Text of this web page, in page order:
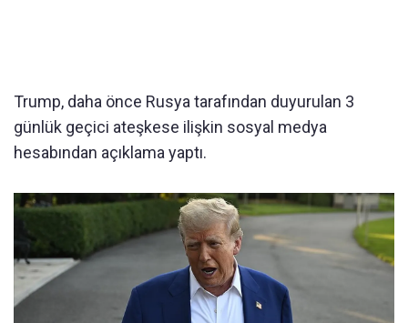
Trump, daha önce Rusya tarafından duyurulan 3
günlük geçici ateşkese ilişkin sosyal medya
hesabından açıklama yaptı.